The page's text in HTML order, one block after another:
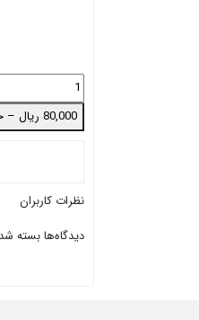
80,000 ریال – خرید
نظرات کاربران
دیدگاه‌ها بسته